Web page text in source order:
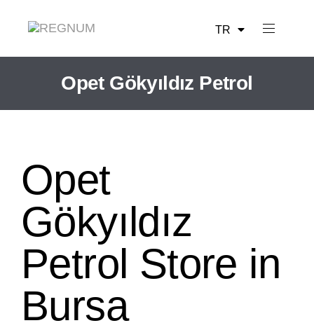
TR
EN
Opet Gökyıldız Petrol
Opet
Gökyıldız
Petrol Store in
Bursa